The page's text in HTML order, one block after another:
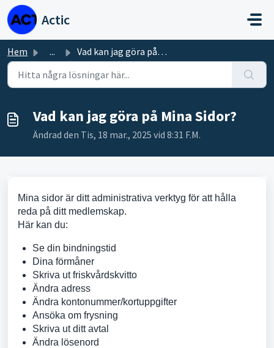
Hoppa över till huvudinnehåll
Actic
Hem ... Vad kan jag göra på Mina Sidor?
Vad kan jag göra på Mina Sidor?
Ändrad den Tis, 18 mar., 2025 vid 8:31 F.M.
Mina sidor är ditt administrativa verktyg för att hålla
reda på ditt medlemskap.
Här kan du:
Se din bindningstid
Dina förmåner
Skriva ut friskvårdskvitto
Ändra adress
Ändra kontonummer/kortuppgifter
Ansöka om frysning
Skriva ut ditt avtal
Ändra lösenord